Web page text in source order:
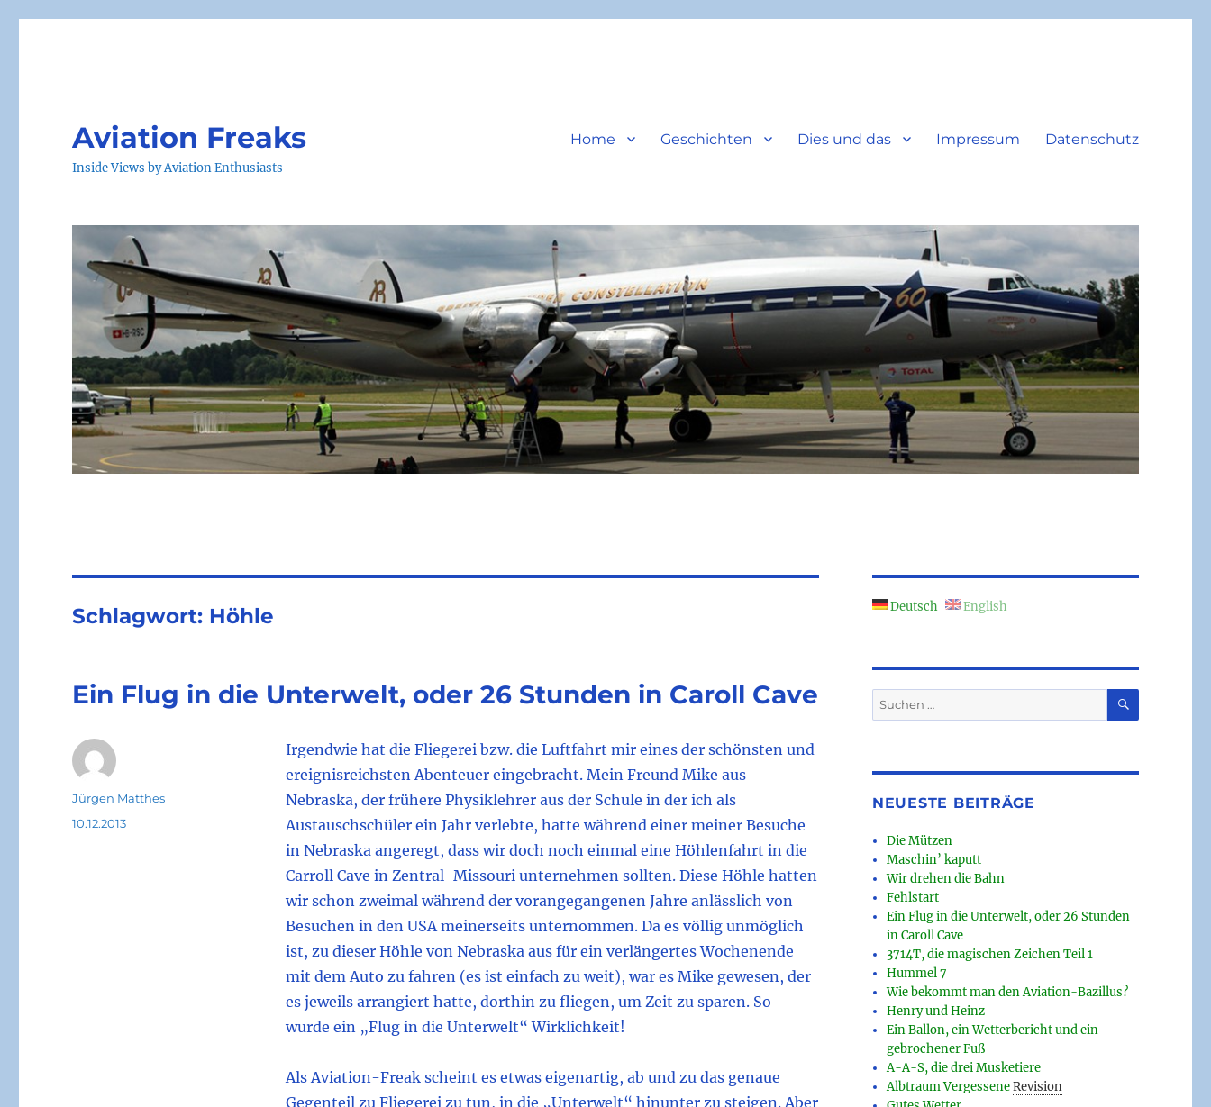
Aviation Freaks
Inside Views by Aviation Enthusiasts
Home Geschichten Dies und das Impressum Datenschutz
Schlagwort: Höhle
Ein Flug in die Unterwelt, oder 26 Stunden in Caroll Cave
Irgendwie hat die Fliegerei bzw. die Luftfahrt mir eines der schönsten und
ereignisreichsten Abenteuer eingebracht. Mein Freund Mike aus
Nebraska, der frühere Physiklehrer aus der Schule in der ich als
Austauschschüler ein Jahr verlebte, hatte während einer meiner Besuche
in Nebraska angeregt, dass wir doch noch einmal eine Höhlenfahrt in die
Carroll Cave in Zentral-Missouri unternehmen sollten. Diese Höhle hatten
wir schon zweimal während der vorangegangenen Jahre anlässlich von
Besuchen in den USA meinerseits unternommen. Da es völlig unmöglich
ist, zu dieser Höhle von Nebraska aus für ein verlängertes Wochenende
mit dem Auto zu fahren (es ist einfach zu weit), war es Mike gewesen, der
es jeweils arrangiert hatte, dorthin zu fliegen, um Zeit zu sparen. So
wurde ein „Flug in die Unterwelt“ Wirklichkeit!
Als Aviation-Freak scheint es etwas eigenartig, ab und zu das genaue
Gegenteil zu Fliegerei zu tun, in die „Unterwelt“ hinunter zu steigen. Aber
Autor
Jürgen Matthes
Veröffentlicht
10.12.2013
Deutsch English
Suchen
nach:
SUCHEN
NEUESTE BEITRÄGE
Die Mützen
Maschin’ kaputt
Wir drehen die Bahn
Fehlstart
Ein Flug in die Unterwelt, oder 26 Stunden
in Caroll Cave
3714T, die magischen Zeichen Teil 1
Hummel 7
Wie bekommt man den Aviation-Bazillus?
Henry und Heinz
Ein Ballon, ein Wetterbericht und ein
gebrochener Fuß
A-A-S, die drei Musketiere
Albtraum VergesseneRevision